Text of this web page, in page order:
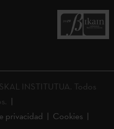
INSTITUTUA. Todos
privacidad
Cookies